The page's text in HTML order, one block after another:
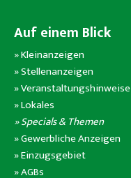
Auf einem Blick
»Kleinanzeigen
»Stellenanzeigen
»Veranstaltungshinweise
»Lokales
» Specials & Themen
»Gewerbliche Anzeigen
»Einzugsgebiet
»AGBs